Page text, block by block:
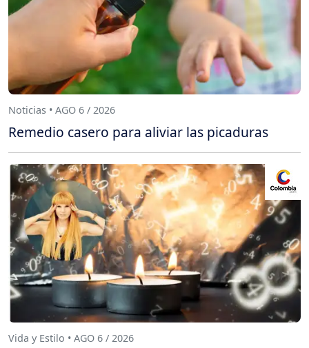
Noticias • AGO 6 / 2026
Remedio casero para aliviar las picaduras
Vida y Estilo • AGO 6 / 2026